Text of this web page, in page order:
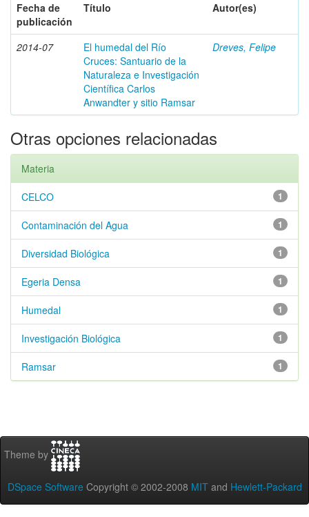
Fecha de
publicación
Título Autor(es)
2014-07
El humedal del Río
Cruces: Santuario de la
Naturaleza e Investigación
Científica Carlos
Anwandter y sitio Ramsar
Dreves, Felipe
Otras opciones relacionadas
Materia
1
CELCO
1
Contaminación del Agua
1
Diversidad Biológica
1
Egeria Densa
1
Humedal
1
Investigación Biológica
1
Ramsar
Theme by
DSpace Software Copyright © 2002-2008 MIT and Hewlett-Packard